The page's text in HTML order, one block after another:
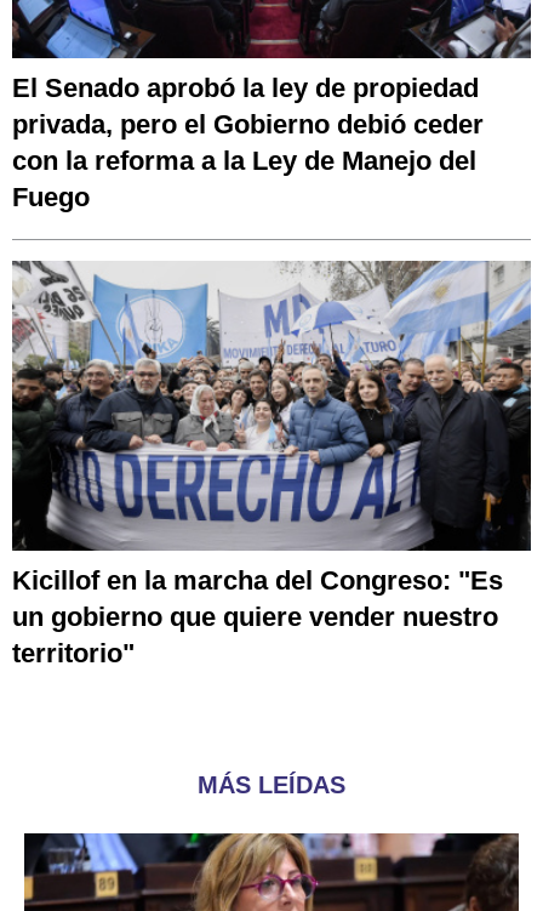
El Senado aprobó la ley de propiedad
privada, pero el Gobierno debió ceder
con la reforma a la Ley de Manejo del
Fuego
Kicillof en la marcha del Congreso: "Es
un gobierno que quiere vender nuestro
territorio"
MÁS LEÍDAS